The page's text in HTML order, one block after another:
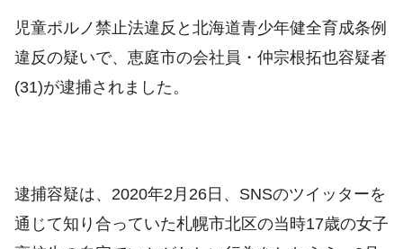
児童ポルノ禁止法違反と北海道青少年健全育成条例
違反の疑いで、恵庭市の会社員・仲宗根拓也容疑者
(31)が逮捕されました。
逮捕容疑は、2020年2月26日、SNSのツイッターを
通じて知り合っていた札幌市北区の当時17歳の女子